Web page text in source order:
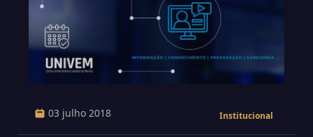
03 julho 2018 Institucional